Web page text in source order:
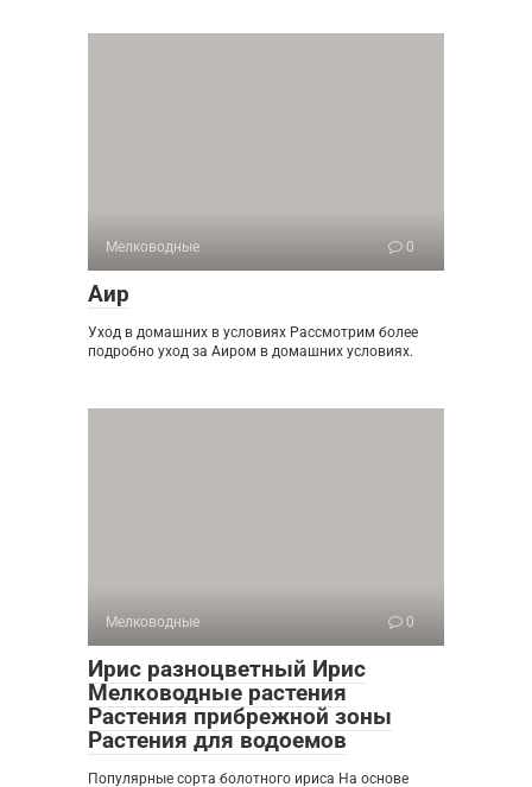
Мелководные 0
Аир
Уход в домашних в условиях Рассмотрим более
подробно уход за Аиром в домашних условиях.
Мелководные 0
Ирис разноцветный Ирис
Мелководные растения
Растения прибрежной зоны
Растения для водоемов
Популярные сорта болотного ириса На основе